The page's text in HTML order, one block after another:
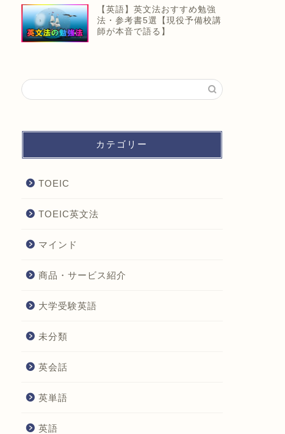
【英語】英文法おすすめ勉強
法・参考書5選【現役予備校講
師が本音で語る】
カテゴリー
TOEIC
TOEIC英文法
マインド
商品・サービス紹介
大学受験英語
未分類
英会話
英単語
英語